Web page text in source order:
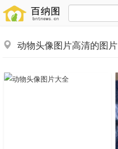
动物头像图片高清的图片